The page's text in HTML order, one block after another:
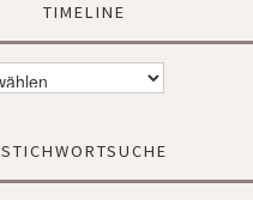
TIMELINE
STICHWORTSUCHE